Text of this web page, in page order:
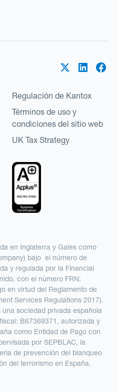
Regulación de Kantox
Términos de uso y
condiciones del sitio web
UK Tax Strategy
en Inglaterra y Gales como
bajo el número de
y regulada por la Financial
con el número FRN:
en virtud del Reglamento de
Services Regulations 2017).
sociedad privada española
B67369371, autorizada y
como Entidad de Pago con
por SEPBLAC, la
de prevención del blanqueo
del terrorismo en España.